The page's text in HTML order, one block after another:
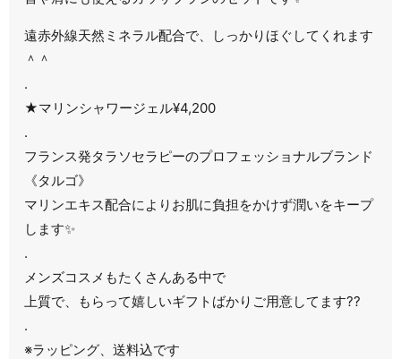
遠赤外線天然ミネラル配合で、しっかりほぐしてくれます
＾＾
.
★マリンシャワージェル¥4,200
.
フランス発タラソセラピーのプロフェッショナルブランド
《タルゴ》
マリンエキス配合によりお肌に負担をかけず潤いをキープ
します✨
.
メンズコスメもたくさんある中で
上質で、もらって嬉しいギフトばかりご用意してます??
.
※ラッピング、送料込です